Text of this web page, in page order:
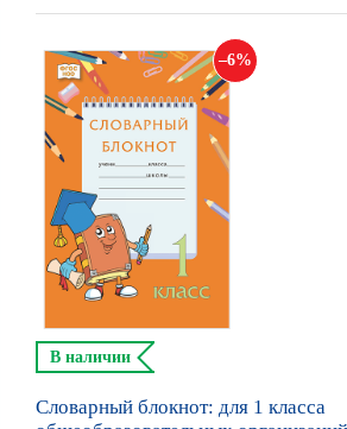
6
В наличии
Словарный блокнот: для 1 класса